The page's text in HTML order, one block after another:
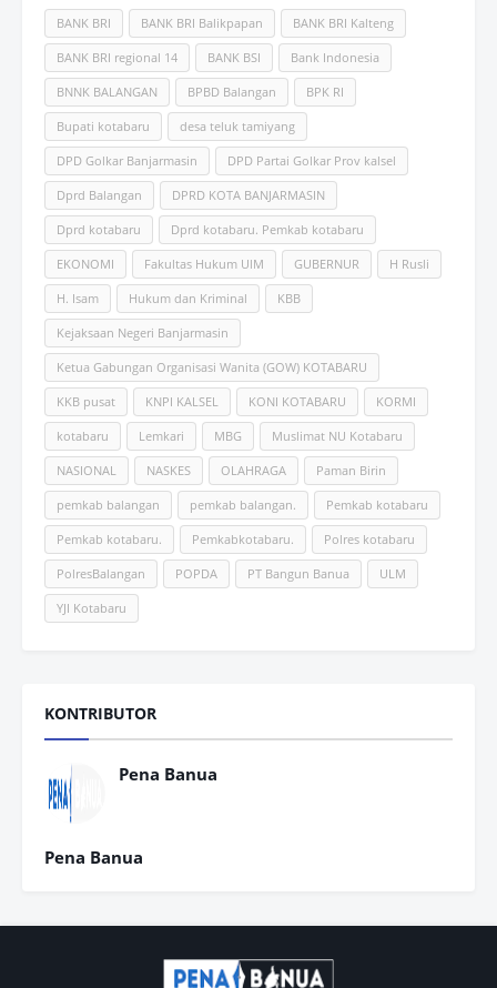
BANK BRI BANK BRI Balikpapan BANK BRI Kalteng
BANK BRI regional 14 BANK BSI Bank Indonesia
BNNK BALANGAN BPBD Balangan BPK RI
Bupati kotabaru desa teluk tamiyang
DPD Golkar Banjarmasin DPD Partai Golkar Prov kalsel
Dprd Balangan DPRD KOTA BANJARMASIN
Dprd kotabaru Dprd kotabaru. Pemkab kotabaru
EKONOMI Fakultas Hukum UlM GUBERNUR H Rusli
H. Isam Hukum dan Kriminal KBB
Kejaksaan Negeri Banjarmasin
Ketua Gabungan Organisasi Wanita (GOW) KOTABARU
KKB pusat KNPI KALSEL KONI KOTABARU KORMI
kotabaru Lemkari MBG Muslimat NU Kotabaru
NASIONAL NASKES OLAHRAGA Paman Birin
pemkab balangan pemkab balangan. Pemkab kotabaru
Pemkab kotabaru. Pemkabkotabaru. Polres kotabaru
PolresBalangan POPDA PT Bangun Banua ULM
YJI Kotabaru
KONTRIBUTOR
Pena Banua
Pena Banua